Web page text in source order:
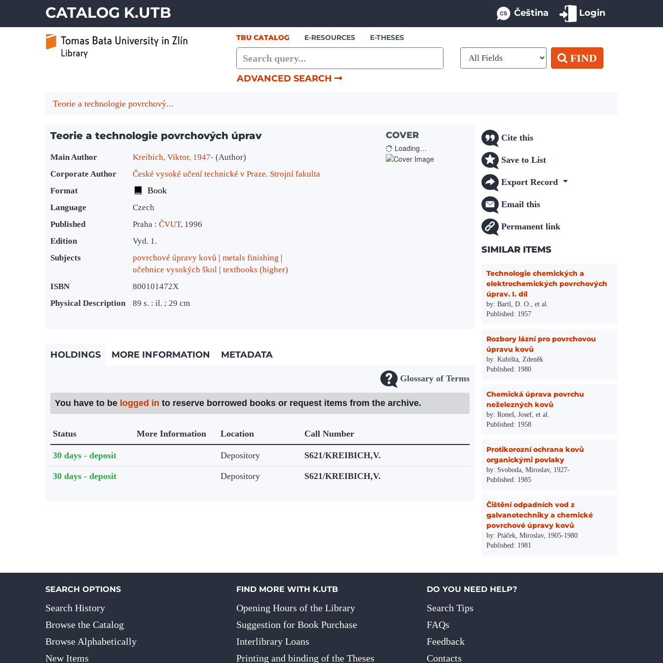
CATALOG K.UTB Čeština Login
TBU CATALOG E-RESOURCES E-THESES
FIND
ADVANCED SEARCH
Teorie a technologie povrchový...
Teorie a technologie povrchových úprav
Bibliographic Details
Main Author Kreibich, Viktor, 1947- (Author)
Corporate Author
České vysoké učení technické v Praze. Strojní fakulta
Format
Book
Language
Czech
Published
Praha : ČVUT, 1996
Edition
Vyd. 1.
Subjects
povrchové úpravy kovů
metals finishing
učebnice vysokých škol
textbooks (higher)
ISBN
800101472X
Physical Description
89 s. : il. ; 29 cm
COVER
Loading…
HOLDINGS MORE INFORMATION METADATA
Glossary of Terms
You have to be logged in to reserve borrowed books or request items from the archive.
Status More Information Location
Call Number
Holdings details from Knihovna UTB
30 days - deposit Depository S621/KREIBICH,V.
30 days - deposit Depository S621/KREIBICH,V.
Cite this
Save to List
Export Record
Email this
Permanent link
SIMILAR ITEMS
Technologie chemických a
elektrochemických povrchových
úprav. I. díl
by: Bartl, D. O., et al.
Published: 1957
Rozbory lázní pro povrchovou
úpravu kovů
by: Kubišta, Zdeněk
Published: 1980
Chemická úprava povrchu
neželezných kovů
by: Roneš, Josef, et al.
Published: 1958
Protikorozní ochrana kovů
organickými povlaky
by: Svoboda, Miroslav, 1927-
Published: 1985
Čištění odpadních vod z
galvanotechniky a chemické
povrchové úpravy kovů
by: Ptáček, Miroslav, 1905-1980
Published: 1981
SEARCH OPTIONS
Search History
Browse the Catalog
Browse Alphabetically
New Items
FIND MORE WITH K.UTB
Opening Hours of the Library
Suggestion for Book Purchase
Interlibrary Loans
Printing and binding of the Theses
DO YOU NEED HELP?
Search Tips
FAQs
Feedback
Contacts